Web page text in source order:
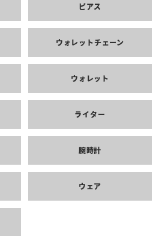
ピアス
ウォレットチェーン
ウォレット
ライター
腕時計
ウェア